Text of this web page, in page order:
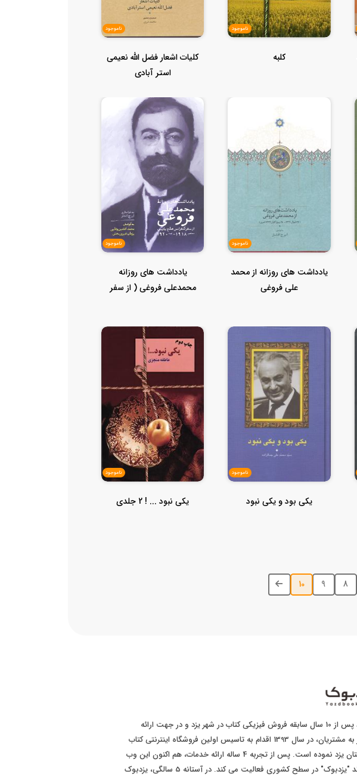
ناموجود
کلبه
ناموجود
کلیات اشعار فضل الله نعیمی
استر آبادی
ناموجود
یادداشت های روزانه از محمد
علی فروغی
ناموجود
یادداشت های روزانه
محمدعلی فروغی ( از سفر
ناموجود
یکی بود و یکی نبود
ناموجود
یکی نبود ... ! 2 جلدی
8
9
10
شهرکتاب یزد پس از 10 سال سابقه فروش فیزیکی کتاب در شهر یزد و در جهت ارائه
خدمات بهتر به مشتریان، در سال 1393 اقدام به تاسیس اولین فروشگاه اینترنتی کتاب
در سطح استان یزد نموده است. پس از تجربه 4 ساله ارائه خدمات، هم اکنون این وب
سایت با برند "یزدبوک" در سطح کشوری فعالیت می کند. در آستانه 5 سالگی، یزدبوک